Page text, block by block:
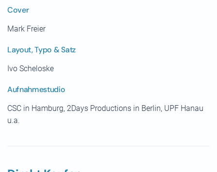
Cover
Mark Freier
Layout, Typo & Satz
Ivo Scheloske
Aufnahmestudio
CSC in Hamburg, 2Days Productions in Berlin, UPF Hanau
u.a.